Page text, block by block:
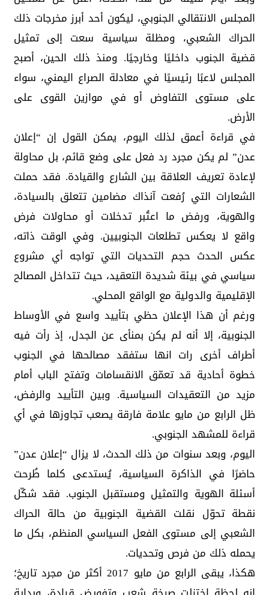
المجلس الانتقالي الجنوبي، ليكون أحد أبرز مخرجات ذلك
الحراك الشعبي، ومظلة سياسية سعت إلى تمثيل
قضية الجنوب داخليًا وخارجيًا. ومنذ ذلك الحين، أصبح
المجلس لاعبًا رئيسيًا في معادلة الصراع اليمني، سواء
على مستوى التفاوض أو في موازين القوى على
الأرض.
في قراءة أعمق لذلك اليوم، يمكن القول إن “إعلان
عدن” لم يكن مجرد رد فعل على وضع قائم، بل محاولة
لإعادة تعريف العلاقة بين الشارع والقيادة. فقد حملت
الشعارات التي رُفعت آنذاك مضامين تتعلق بالسيادة،
والهوية، ورفض ما اعتُبر تدخلات أو محاولات فرض
واقع لا يعكس تطلعات الجنوبيين. وفي الوقت ذاته،
عكس الحدث حجم التحديات التي تواجه أي مشروع
سياسي في بيئة شديدة التعقيد، حيث تتداخل المصالح
الإقليمية والدولية مع الواقع المحلي.
ورغم أن هذا الإعلان حظي بتأييد واسع في الأوساط
الجنوبية، إلا أنه لم يكن بمنأى عن الجدل، إذ رأت فيه
أطراف أخرى رات انها ستفقد مصالحها في الجنوب
خطوة أحادية قد تعمّق الانقسامات وتفتح الباب أمام
مزيد من التعقيدات السياسية. وبين التأييد والرفض،
ظل الرابع من مايو علامة فارقة يصعب تجاوزها في أي
قراءة للمشهد الجنوبي.
اليوم، وبعد سنوات من ذلك الحدث، لا يزال “إعلان عدن”
حاضرًا في الذاكرة السياسية، يُستدعى كلما طُرحت
أسئلة الهوية والتمثيل ومستقبل الجنوب. فقد شكّل
نقطة تحوّل نقلت القضية الجنوبية من حالة الحراك
الشعبي إلى مستوى الفعل السياسي المنظم، بكل ما
يحمله ذلك من فرص وتحديات.
هكذا، يبقى الرابع من مايو 2017 أكثر من مجرد تاريخ؛